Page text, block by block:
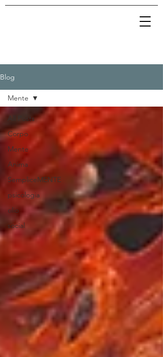
Blog
All Posts
Corpo
Mente
Anima
SempliceMENTE
psicologia
olio
social
Mente